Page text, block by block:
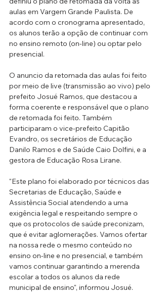
aulas em Vargem Grande Paulista. De
acordo com o cronograma apresentado,
os alunos terão a opção de continuar com
no ensino remoto (on-line) ou optar pelo
presencial.
O anuncio da retomada das aulas foi feito
por meio de live (transmissão ao vivo) pelo
prefeito Josué Ramos, que destacou a
forma coerente e responsável que o plano
de retomada foi feito. Também
participaram o vice-prefeito Capitão
Evandro, os secretários de Educação
Danilo Ramos e de Saúde Caio Dolfini, e a
gestora de Educação Rosa Lirane.
"Este plano foi elaborado por técnicos das
Secretarias de Educação, Saúde e
Assistência Social atendendo a uma
exigência legal e respeitando sempre o
que os protocolos de saúde preconizam,
que é evitar aglomerações. Vamos ofertar
na nossa rede o mesmo conteúdo no
ensino on-line e no presencial, e também
vamos continuar garantindo a merenda
escolar a todos os alunos da rede
municipal de ensino", informou Josué.